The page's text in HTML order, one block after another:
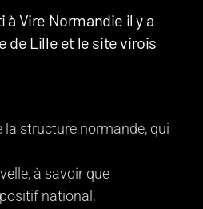
Vire Normandie il y a
de Lille et le site virois
la structure normande, qui
à savoir que
national,